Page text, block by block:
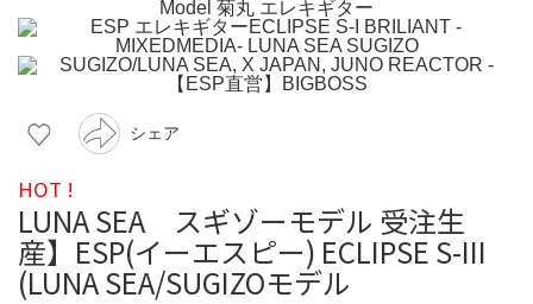
シェア
HOT !
LUNA SEA スギゾーモデル 受注生
産】ESP(イーエスピー) ECLIPSE S-III
(LUNA SEA/SUGIZOモデル